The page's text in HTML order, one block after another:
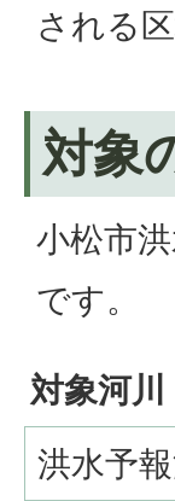
される
対象
小松市
です。
対象河川
洪水予報